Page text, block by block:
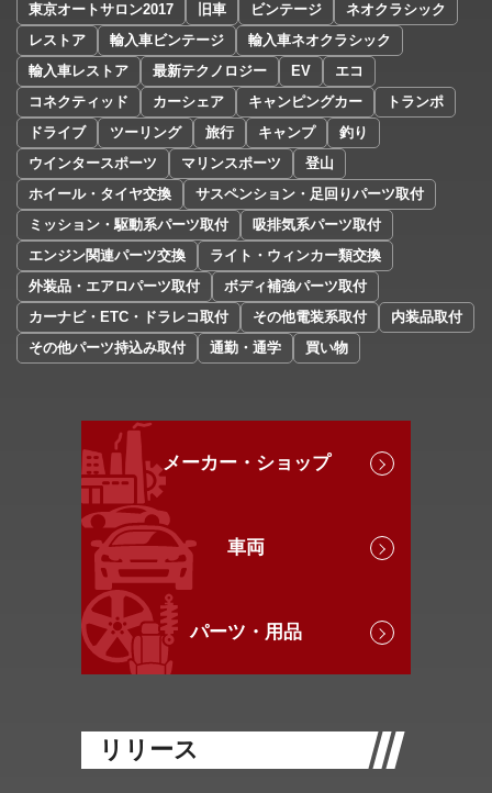
東京オートサロン2017
旧車 ビンテージ
ネオクラシック
レストア
輸入車ビンテージ
輸入車ネオクラシック
輸入車レストア
最新テクノロジー EV
エコ
コネクティッド
カーシェア キャンピングカー
トランポ
ドライブ
ツーリング 旅行 キャンプ
釣り
ウインタースポーツ
マリンスポーツ
登山
ホイール・タイヤ交換
サスペンション・足回りパーツ取付
ミッション・駆動系パーツ取付
吸排気系パーツ取付
エンジン関連パーツ交換
ライト・ウィンカー類交換
外装品・エアロパーツ取付
ボディ補強パーツ取付
カーナビ・ETC・ドラレコ取付
その他電装系取付
内装品取付
その他パーツ持込み取付
通勤・通学 買い物
メーカー・ショップ
車両
パーツ・用品
リリース